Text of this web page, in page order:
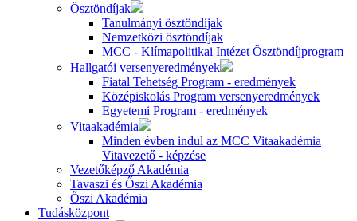
Ösztöndíjak
Tanulmányi ösztöndíjak
Nemzetközi ösztöndíjak
MCC - Klímapolitikai Intézet Ösztöndíjprogram
Hallgatói versenyeredmények
Fiatal Tehetség Program - eredmények
Középiskolás Program versenyeredmények
Egyetemi Program - eredmények
Vitaakadémia
Minden évben indul az MCC Vitaakadémia
Vitavezető - képzése
Vezetőképző Akadémia
Tavaszi és Őszi Akadémia
Őszi Akadémia
Tudásközpont